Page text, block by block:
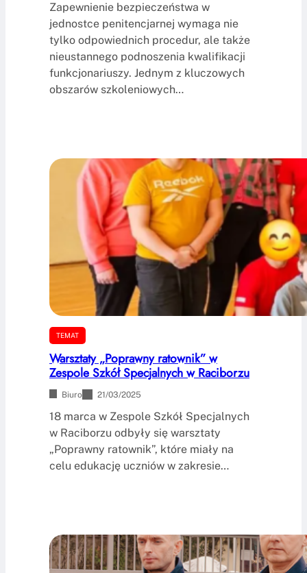
Zapewnienie bezpieczeństwa w
jednostce penitencjarnej wymaga nie
tylko odpowiednich procedur, ale także
nieustannego podnoszenia kwalifikacji
funkcjonariuszy. Jednym z kluczowych
obszarów szkoleniowych…
TEMAT
Warsztaty „Poprawny ratownik” w
Zespole Szkół Specjalnych w Raciborzu
Biuro 21/03/2025
18 marca w Zespole Szkół Specjalnych
w Raciborzu odbyły się warsztaty
„Poprawny ratownik”, które miały na
celu edukację uczniów w zakresie…